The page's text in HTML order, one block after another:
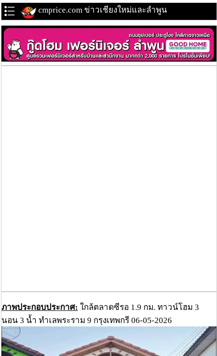
cmprice.com ข่าวเชียงใหม่และลำพูน
ภาพประกอบประกาศ: ใกล้ตลาดซีรอ 1.9 กม. ทาวน์โฮม 3
นอน 3 น้ำ ทำเลพระราม 9 กรุงเทพกรี 06-05-2026